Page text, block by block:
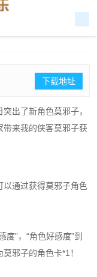
下载地址
出了新角色莫邪子，
带来我的侠客莫邪子获
通过获得莫邪子角色
”，“角色好感度”到
邪子的角色卡*1！